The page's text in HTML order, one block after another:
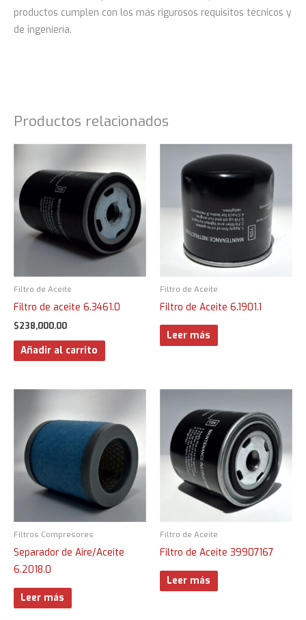
productos cumplen con los más rigurosos requisitos técnicos y
de ingeniería.
Productos relacionados
Filtro de Aceite
Filtro de aceite 6.3461.0
$238,000.00
Añadir al carrito
Filtro de Aceite
Filtro de Aceite 6.1901.1
Leer más
Filtros Compresores
Separador de Aire/Aceite
6.2018.0
Leer más
Filtro de Aceite
Filtro de Aceite 39907167
Leer más